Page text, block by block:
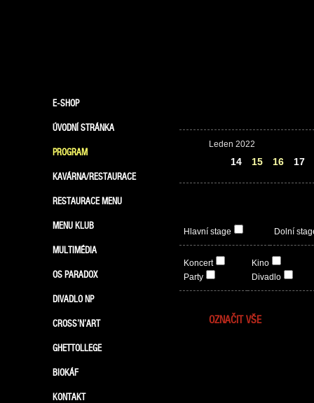
E-SHOP
ÚVODNÍ STRÁNKA
PROGRAM
KAVÁRNA/RESTAURACE
RESTAURACE MENU
MENU KLUB
MULTIMÉDIA
OS PARADOX
DIVADLO NP
CROSS’N’ART
GHETTOLLEGE
BIOKÁF
KONTAKT
Leden 2022
14 15 16 17
Hlavní stage Dolní
Koncert
Party
Kino
Divadlo
OZNAČIT VŠE